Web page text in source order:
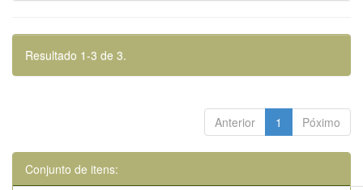
Resultado 1-3 de 3.
Anterior 1 Póximo
Conjunto de itens: